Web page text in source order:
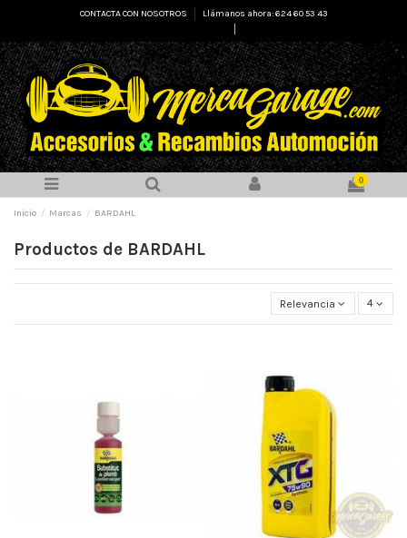
CONTACTA CON NOSOTROS
Llámanos ahora: 624 60 53 43
0
Inicio Marcas BARDAHL
Productos de BARDAHL
Relevancia 4